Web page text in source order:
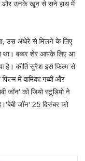
हैं और उनके खून से सने हाथ में
उस अंधेरे से मिलने के लिए
था। बब्बर शेर आपके लिए आ
है। कीर्ति सुरेश इस फिल्म से
में वामिका गब्बी और
जॉन' को जियो स्टूडियो ने
जॉन' 25 दिसंबर को